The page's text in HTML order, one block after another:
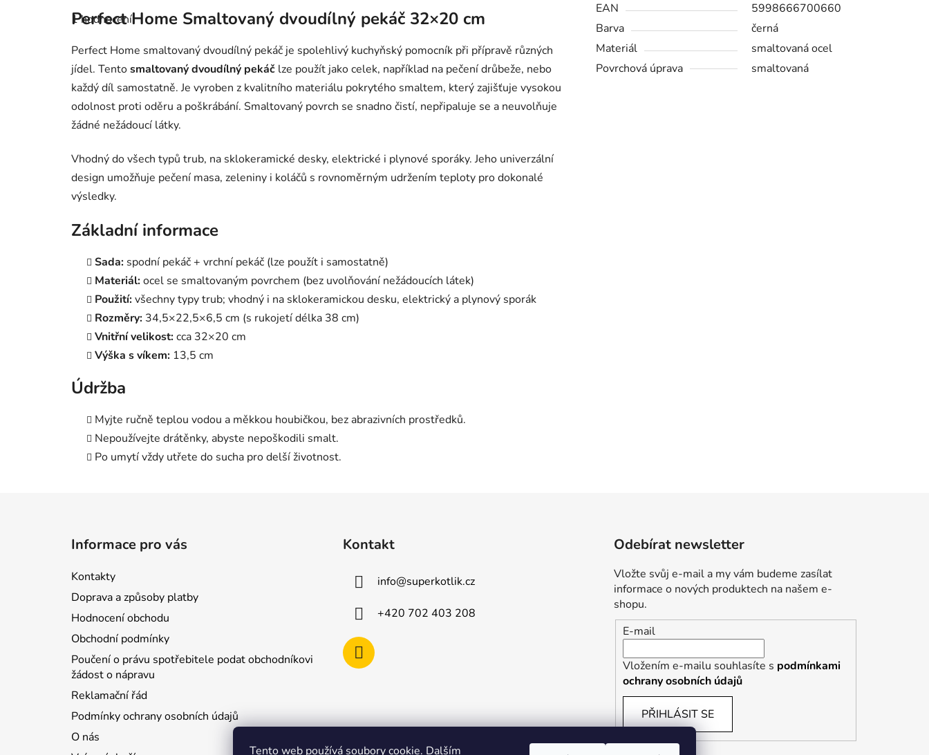
Tento web používá soubory cookie. Dalším
hodnocení
produktu
5,0
z
5
hvězdiček.
1 hodnocení
Perfect Home Smaltovaný dvoudílný pekáč 32×20 cm
Perfect Home smaltovaný dvoudílný pekáč je spolehlivý kuchyňský pomocník při přípravě různých
jídel. Tentosmaltovaný dvoudílný pekáč lze použít jako celek, například na pečení drůbeže, nebo
každý díl samostatně. Je vyroben z kvalitního materiálu pokrytého smaltem, který zajišťuje vysokou
odolnost proti oděru a poškrábání. Smaltovaný povrch se snadno čistí, nepřipaluje se a neuvolňuje
žádné nežádoucí látky.
Vhodný do všech typů trub, na sklokeramické desky, elektrické i plynové sporáky. Jeho univerzální
design umožňuje pečení masa, zeleniny i koláčů s rovnoměrným udržením teploty pro dokonalé
výsledky.
Základní informace
Sada: spodní pekáč + vrchní pekáč (lze použít i samostatně)
Materiál:ocel se smaltovaným povrchem (bez uvolňování nežádoucích látek)
Použití:všechny typy trub; vhodný i na sklokeramickou desku, elektrický a plynový sporák
Rozměry: 34,5×22,5×6,5 cm (s rukojetí délka 38 cm)
Vnitřní velikost:cca 32×20 cm
Výška s víkem: 13,5 cm
Údržba
Myjte ručně teplou vodou a měkkou houbičkou, bez abrazivních prostředků.
Nepoužívejte drátěnky, abyste nepoškodili smalt.
Po umytí vždy utřete do sucha pro delší životnost.
EAN
5998666700660
Barva
černá
Materiál
smaltovaná ocel
Povrchová úprava
smaltovaná
Informace pro vás
Kontakty
Doprava a způsoby platby
Hodnocení obchodu
Obchodní podmínky
Poučení o právu spotřebitele podat obchodníkovi
žádost o nápravu
Reklamační řád
Podmínky ochrany osobních údajů
O nás
Kontakt
info@superkotlik.cz
+420 702 403 208
Odebírat newsletter
Vložte svůj e-mail a my vám budeme zasílat
informace o nových produktech na našem e-
shopu.
E-mail
Vložením e-mailu souhlasíte s podmínkami
ochrany osobních údajů
PŘIHLÁSIT SE